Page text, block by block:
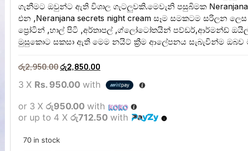
ගැනීමට ඔවුන්ට ඇති විශාල ගැටලුවකි.මෙවැනි පසුබිමක
එන ,Neranjana secrets night cream සෑම සමකටම සරිලන
ප්‍රෝටින් ,හාල් පිටි ,අර්තාපල් ,ග්ලෝටෝතයින් පව්ඩර්,ආර්මන්ඩ් ඔයිල්
මුසුකොට සකසා ඇති මෙම නයිට් ක්‍රීම ආලේපනය සැබැවින්ම ඔබව
රු2,950.00රු2,850.00
3 X Rs. 950.00 with
or 3 X රු950.00 with
or up to 4 X රු712.50 with
70 in stock